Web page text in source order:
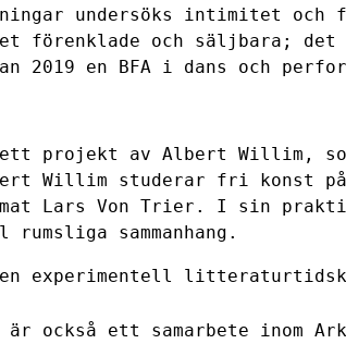
undersöks intimitet och
förenklade och säljbara;
2019 en BFA i dans och
ett projekt av Albert Willim,
Willim studerar fri konst på
Lars Von Trier. I sin
sammanhang.
en experimentell
är också ett samarbete